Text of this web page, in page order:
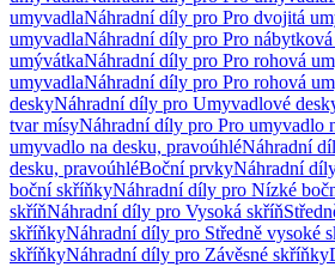
umyvadlaNáhradní díly pro Pro dvojitá
umyvadlaNáhradní díly pro Pro
umývátkaNáhradní díly pro Pro rohová
umyvadlaNáhradní díly pro Pro rohová
deskyNáhradní díly pro Umyvadlové
tvar mísyNáhradní díly pro Pro umyvadlo
umyvadlo na desku, pravoúhléNáhradní
desku, pravoúhléBoční prvkyNáhradní
boční skříňkyNáhradní díly pro Nízké
skříňNáhradní díly pro Vysoká skříň
skříňkyNáhradní díly pro Středně vysoké
skříňkyNáhradní díly pro Závěsné skříňky